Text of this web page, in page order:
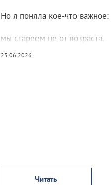
Но я поняла кое-что важное:
мы стареем не от возраста.
23.06.2026
Читать